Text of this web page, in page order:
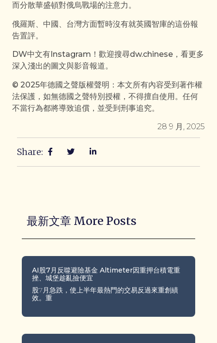
而分散華盛頓對俄烏戰場的注意力。
俄羅斯、中國、台灣方面暫時沒有就英國智庫的這份報
告置評。
DW中文有Instagram！歡迎搜尋dw.chinese，看更多
深入淺出的圖文與影音報道。
© 2025年德國之聲版權聲明：本文所有內容受到著作權
法保護，如無德國之聲特別授權，不得擅自使用。任何
不當行為都將導致追償，並受到刑事追究。
28 9 月, 2025
Share:
最新文章 More Posts
AI股7月反噬避險基金 Altimeter因重押台積電重
挫、城堡趁亂撿便宜
股7月急跌，使上半年最熱門的交易反過來重創績
效。重